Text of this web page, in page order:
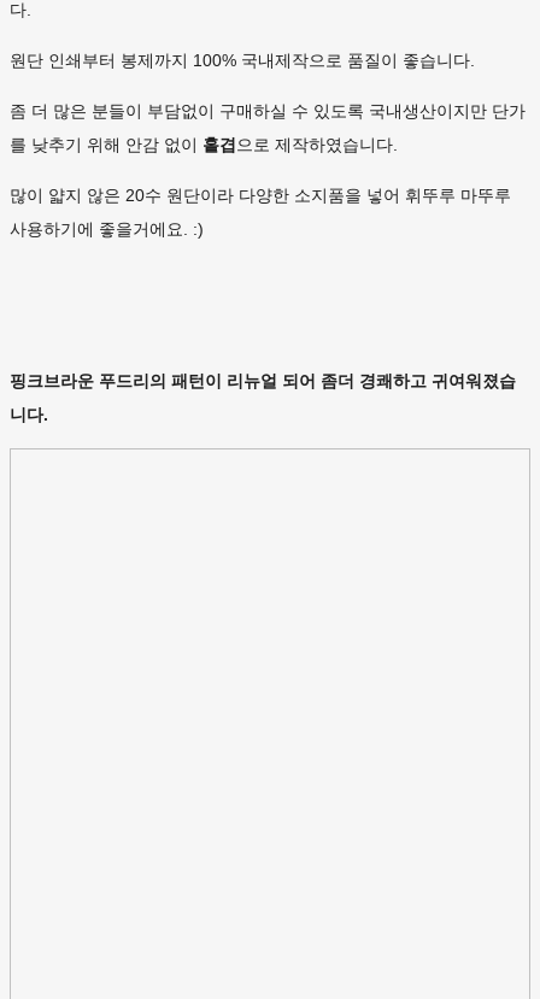
다.
원단 인쇄부터 봉제까지 100% 국내제작으로 품질이 좋습니다.
좀 더 많은 분들이 부담없이 구매하실 수 있도록 국내생산이지만 단가
를 낮추기 위해 안감 없이 홑겹 으로 제작하였습니다.
많이 얇지 않은 20수 원단이라 다양한 소지품을 넣어 휘뚜루 마뚜루
사용하기에 좋을거에요. :)
핑크브라운 푸드리의 패턴이 리뉴얼 되어 좀더 경쾌하고 귀여워졌습
니다.